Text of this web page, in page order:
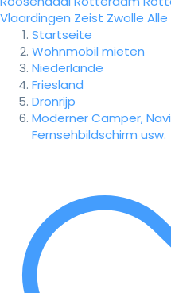
Vlaardingen Zeist Zwolle
Startseite
Wohnmobil mieten
Niederlande
Friesland
Dronrijp
Moderner Camper,
Fernsehbildschirm usw.